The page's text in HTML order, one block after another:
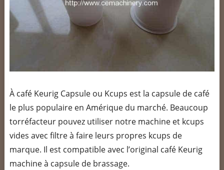
À café Keurig Capsule ou Kcups est la capsule de café
le plus populaire en Amérique du marché. Beaucoup
torréfacteur pouvez utiliser notre machine et kcups
vides avec filtre à faire leurs propres kcups de
marque. Il est compatible avec l’original café Keurig
machine à capsule de brassage.